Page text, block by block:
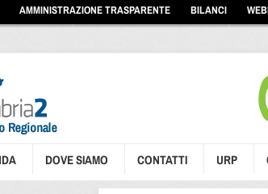
AMMINISTRAZIONE TRASPARENTE BILANCI
DOVE SIAMO CONTATTI URP